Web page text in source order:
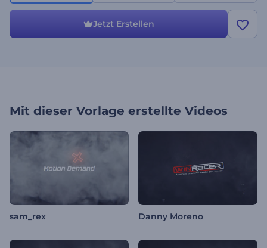
brandneue Vorlage jetzt aus! 3...2...1...Los!
Jetzt Erstellen
Mit dieser Vorlage erstellte Videos
sam_rex Danny Moreno